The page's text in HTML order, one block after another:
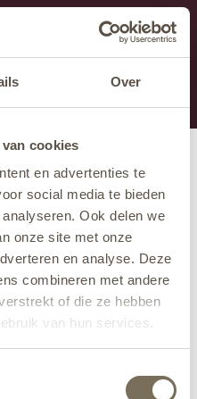
Over
cookies
en advertenties te
social media te bieden
Ook delen we
onze site met onze
en analyse. Deze
combineren met andere
of die ze hebben
van hun services.
gewartet.
können Sie uns
oder uns unter